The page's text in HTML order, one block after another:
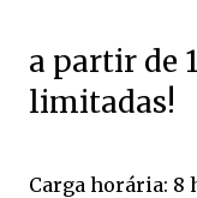
a partir de
limitadas!
Carga horária: 8